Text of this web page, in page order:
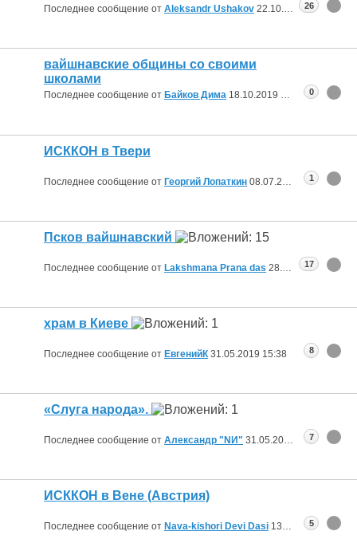
Последнее сообщение от Aleksandr Ushakov 22.10.2019 21:41
26
вайшнавские общины со своими
школами
Последнее сообщение от Байков Дима 18.10.2019 06:42 0
ИСККОН в Твери
Последнее сообщение от Георгий Лопаткин 08.07.2019 20:08
1
Псков вайшнавский
Последнее сообщение от Lakshmana Prana das 28.06.2019 10:15
17
храм в Киеве
Последнее сообщение от ЕвгенийК 31.05.2019 15:38 8
«Слуга народа».
Последнее сообщение от Александр "NИ" 31.05.2019 01:20
7
ИСККОН в Вене (Австрия)
Последнее сообщение от Nava-kishori Devi Dasi 13.05.2019 12:04
5